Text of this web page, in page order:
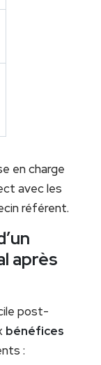
en charge
avec les
référent.
après
post-
bénéfices
: